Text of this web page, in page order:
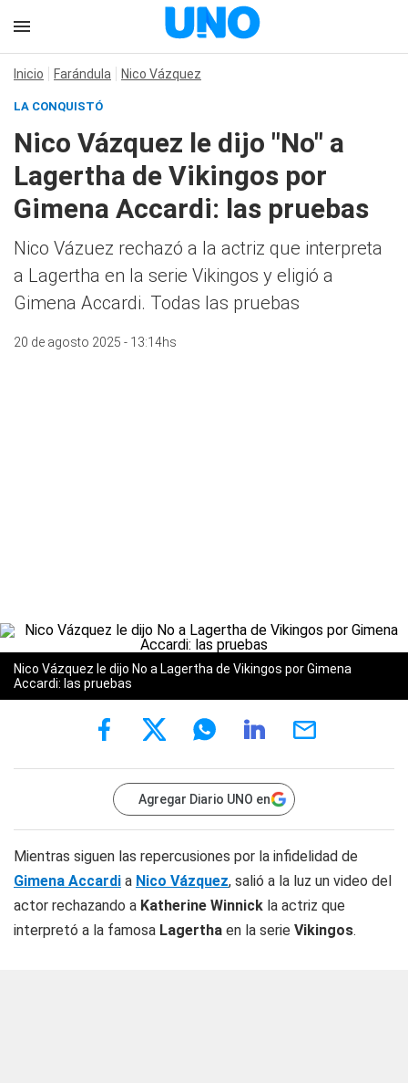
Inicio Farándula Nico Vázquez
LA CONQUISTÓ
Nico Vázquez le dijo "No" a
Lagertha de Vikingos por
Gimena Accardi: las pruebas
Nico Vázuez rechazó a la actriz que interpreta
a Lagertha en la serie Vikingos y eligió a
Gimena Accardi. Todas las pruebas
20 de agosto 2025 - 13:14hs
Nico Vázquez le dijo No a Lagertha de Vikingos por Gimena
Accardi: las pruebas
Agregar Diario UNO en
Mientras siguen las repercusiones por la infidelidad de
Gimena Accardi a Nico Vázquez, salió a la luz un video del
actor rechazando a Katherine Winnick la actriz que
interpretó a la famosa Lagertha en la serie Vikingos.